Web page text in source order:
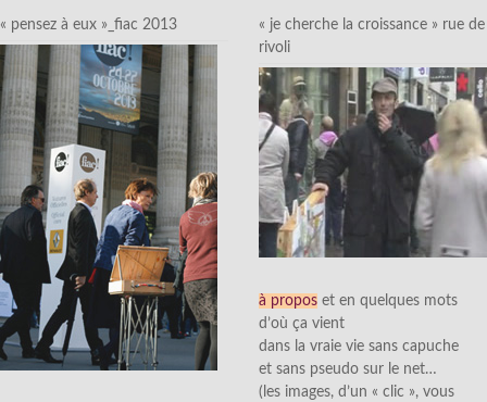
« pensez à eux »_fiac 2013
« je cherche la croissance » rue de
rivoli
à propos et en quelques mots
d’où ça vient
dans la vraie vie sans capuche
et sans pseudo sur le net…
(les images, d’un « clic », vous